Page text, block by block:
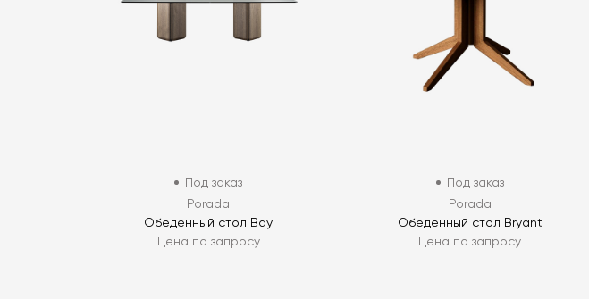
Под заказ
Porada
Обеденный стол Bay
Цена по запросу
Под заказ
Porada
Обеденный стол Bryant
Цена по запросу